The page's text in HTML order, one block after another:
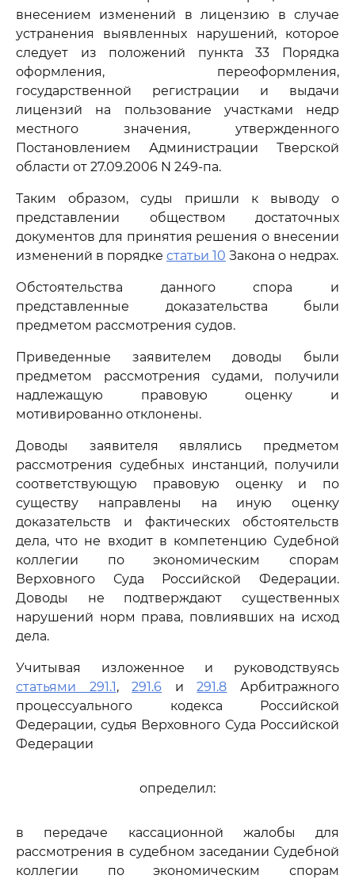
внесением изменений в лицензию в случае
устранения выявленных нарушений, которое
следует из положений пункта 33 Порядка
оформления, переоформления,
государственной регистрации и выдачи
лицензий на пользование участками недр
местного значения, утвержденного
Постановлением Администрации Тверской
области от 27.09.2006 N 249-па.
Таким образом, суды пришли к выводу о
представлении обществом достаточных
документов для принятия решения о внесении
изменений в порядке статьи 10 Закона о недрах.
Обстоятельства данного спора и
представленные доказательства были
предметом рассмотрения судов.
Приведенные заявителем доводы были
предметом рассмотрения судами, получили
надлежащую правовую оценку и
мотивированно отклонены.
Доводы заявителя являлись предметом
рассмотрения судебных инстанций, получили
соответствующую правовую оценку и по
существу направлены на иную оценку
доказательств и фактических обстоятельств
дела, что не входит в компетенцию Судебной
коллегии по экономическим спорам
Верховного Суда Российской Федерации.
Доводы не подтверждают существенных
нарушений норм права, повлиявших на исход
дела.
Учитывая изложенное и руководствуясь
статьями 291.1,291.6 и291.8 Арбитражного
процессуального кодекса Российской
Федерации, судья Верховного Суда Российской
Федерации
определил:
в передаче кассационной жалобы для
рассмотрения в судебном заседании Судебной
коллегии по экономическим спорам